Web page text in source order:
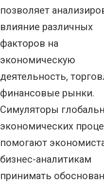
позволяет
влияние различных
факторов на
экономическую
деятельность,
финансовые рынки.
Симуляторы
экономических
помогают
бизнес-аналитикам
принимать